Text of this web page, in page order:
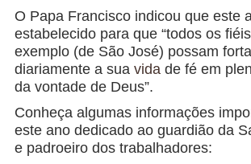
O Papa Francisco indicou que este
estabelecido para que “todos os
exemplo (de São José) possam
diariamente a sua vidade fé em
da vontade de Deus”.
Conheça algumas informações
este ano dedicado ao guardião da
e padroeiro dos trabalhadores: